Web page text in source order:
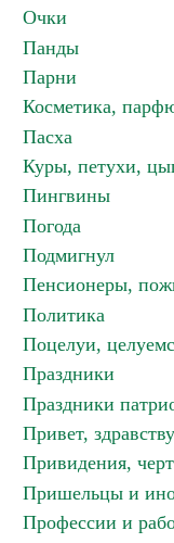
Очки
Панды
Парни
Косметика,
Пасха
Куры, петухи,
Пингвины
Погода
Подмигнул
Пенсионеры,
Политика
Поцелуи,
Праздники
Праздники
Привет,
Привидения,
Пришельцы и
Профессии и